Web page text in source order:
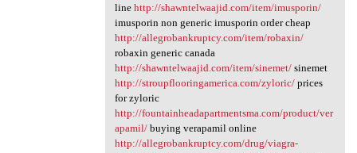
line http://shawntelwaajid.com/item/imusporin/
imusporin non generic imusporin order cheap
http://allegrobankruptcy.com/item/robaxin/
robaxin generic canada
http://shawntelwaajid.com/item/sinemet/sinemet
http://stroupflooringamerica.com/zyloric/prices
for zyloric
http://fountainheadapartmentsma.com/product/ver
apamil/buying verapamil online
http://allegrobankruptcy.com/drug/viagra-